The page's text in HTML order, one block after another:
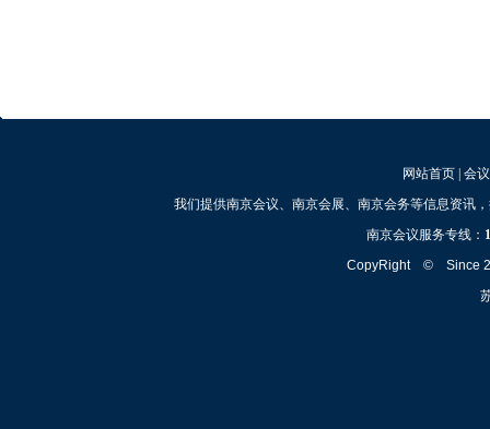
网站首页| 会
我们提供南京会议、南京会展、南京会务等信息资讯
南京会议服务专线：
CopyRight © Since